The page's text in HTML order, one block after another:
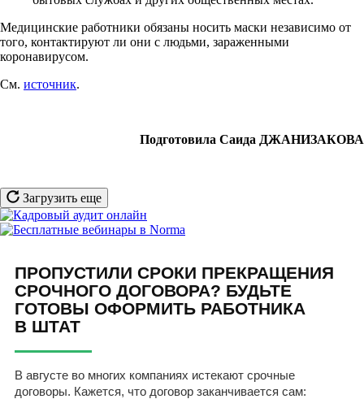
Медицинские работники обязаны носить маски независимо от
того, контактируют ли они с людьми, зараженными
коронавирусом.
См. источник.
Подготовила Саида ДЖАНИЗАКОВА
Загрузить еще
ПРОПУСТИЛИ СРОКИ ПРЕКРАЩЕНИЯ
СРОЧНОГО ДОГОВОРА? БУДЬТЕ
ГОТОВЫ ОФОРМИТЬ РАБОТНИКА
В ШТАТ
В августе во многих компаниях истекают срочные
договоры. Кажется, что договор заканчивается сам: